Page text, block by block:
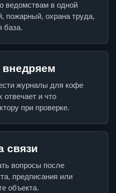
ведомствам в одной
пожарный, охрана труда,
база.
журналы для кофе
отвечает и что
при проверке.
связи
вопросы после
предписания или
объекта.